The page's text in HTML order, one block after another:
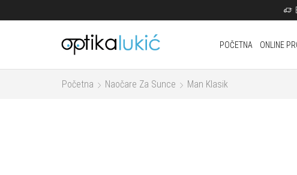
POČETNA ONLINE
Početna Naočare Za Sunce Man Klasik